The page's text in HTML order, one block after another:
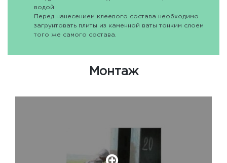
водой.
Перед нанесением клеевого состава необходимо
загрунтовать плиты из каменной ваты тонким слоем
того же самого состава.
Монтаж